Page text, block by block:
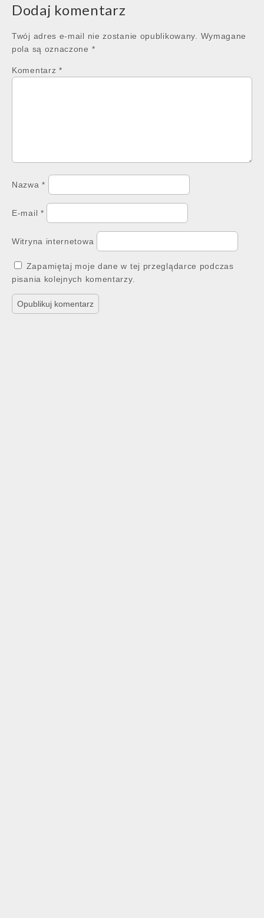
Dodaj komentarz
Twój adres e-mail nie zostanie opublikowany.
Wymagane
pola są oznaczone *
Komentarz *
Nazwa*
E-mail *
Witryna internetowa
Zapamiętaj moje dane w tej przeglądarce podczas
pisania kolejnych komentarzy.